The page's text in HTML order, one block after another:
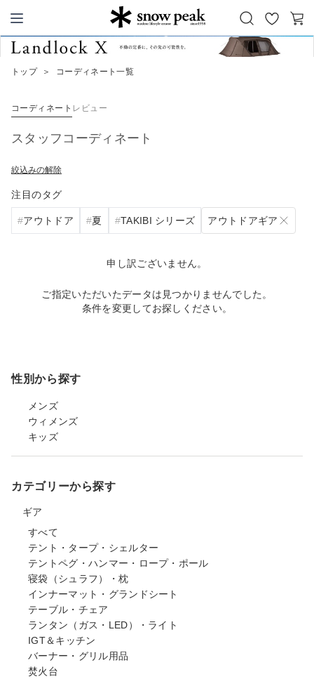
Snow Peak
お
気
カ
トップ ＞ コーディネート一覧
コーディネート レビュー
スタッフコーディネート
絞込みの解除
注目のタグ
アウトドア 夏 TAKIBI シリーズ アウトドアギア
申し訳ございません。
ご指定いただいたデータは見つかりませんでした。
条件を変更してお探しください。
性別から探す
メンズ
ウィメンズ
キッズ
カテゴリーから探す
ギア
すべて
テント・タープ・シェルター
テントペグ・ハンマー・ロープ・ポール
寝袋（シュラフ）・枕
インナーマット・グランドシート
テーブル・チェア
ランタン（ガス・LED）・ライト
IGT＆キッチン
バーナー・グリル用品
焚火台